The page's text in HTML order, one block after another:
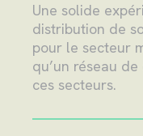
Une solide
distribution de
pour le secteur
qu’un réseau
ces secteurs.